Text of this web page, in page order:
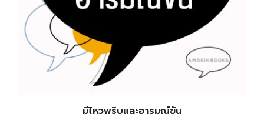
มีไหวพริบและอารมณ์ขัน